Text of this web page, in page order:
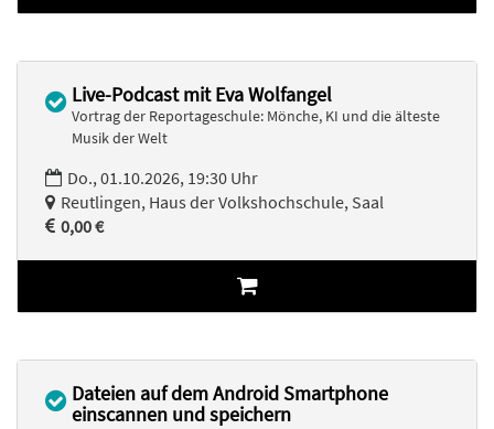
Live-Podcast mit Eva Wolfangel
Vortrag der Reportageschule: Mönche, KI und die älteste
Musik der Welt
Do., 01.10.2026, 19:30 Uhr
Reutlingen, Haus der Volkshochschule, Saal
0,00 €
Dateien auf dem Android Smartphone
einscannen und speichern